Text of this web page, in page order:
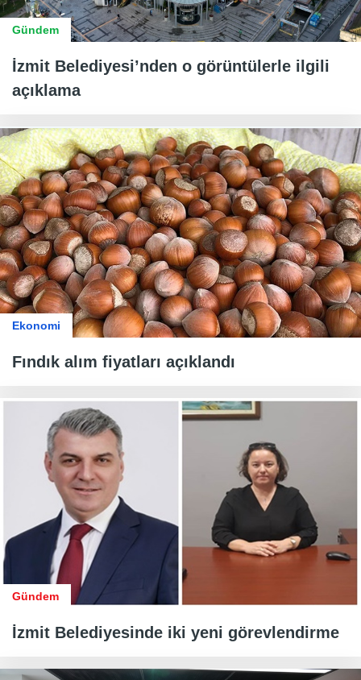
Gündem
İzmit Belediyesi’nden o görüntülerle ilgili
açıklama
Ekonomi
Fındık alım fiyatları açıklandı
Gündem
İzmit Belediyesinde iki yeni görevlendirme